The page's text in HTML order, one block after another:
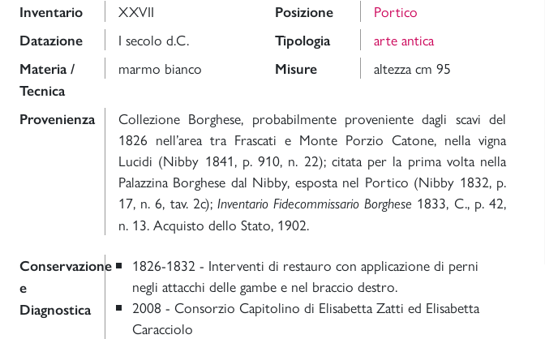
Inventario XXVII Posizione Portico
Datazione I secolo d.C. Tipologia arte antica
Materia /
Tecnica
marmo bianco Misure altezza cm 95
Provenienza
Collezione Borghese, probabilmente proveniente dagli scavi del
1826 nell’area tra Frascati e Monte Porzio Catone, nella vigna
Lucidi (Nibby 1841, p. 910, n. 22); citata per la prima volta nella
Palazzina Borghese dal Nibby, esposta nel Portico (Nibby 1832, p.
17, n. 6, tav. 2c); Inventario Fidecommissario Borghese 1833, C., p. 42,
n. 13. Acquisto dello Stato, 1902.
Conservazione
e
Diagnostica
1826-1832 - Interventi di restauro con applicazione di perni
negli attacchi delle gambe e nel braccio destro.
2008 - Consorzio Capitolino di Elisabetta Zatti ed Elisabetta
Caracciolo